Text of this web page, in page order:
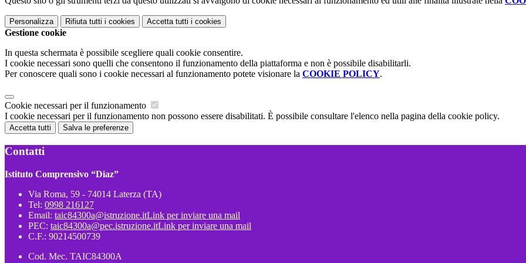
Personalizza Rifiuta tutti i cookies Accetta tutti i cookies
Gestione cookie
In questa schermata è possibile scegliere quali cookie consentire.
I cookie necessari sono quelli che consentono il funzionamento della piattaforma e non è possibile disabilitarli.
Per conoscere quali sono i cookie necessari al funzionamento potete visionare la COOKIE POLICY.
Cookie necessari per il funzionamento
I cookie necessari per il funzionamento non possono essere disabilitati. È possibile consultare l'elenco nella pagina della cookie policy.
Accetta tutti Salva le preferenze
Contatti
Istituto Comprensivo “Diaz”
Via Roma, 59 - 74014 Laterza (TA)
Tel: 0998 216127
Email: taic84300a@istruzione.itLink per inviare una mail
PEC: taic84300a@pec.istruzione.itLink per inviare una mail
C.F.: 90214500739
Cod. Mec. TAIC84300A